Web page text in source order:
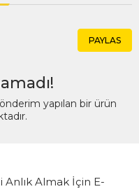
PAYLAS
yapılan bir ürün
Almak İçin E-